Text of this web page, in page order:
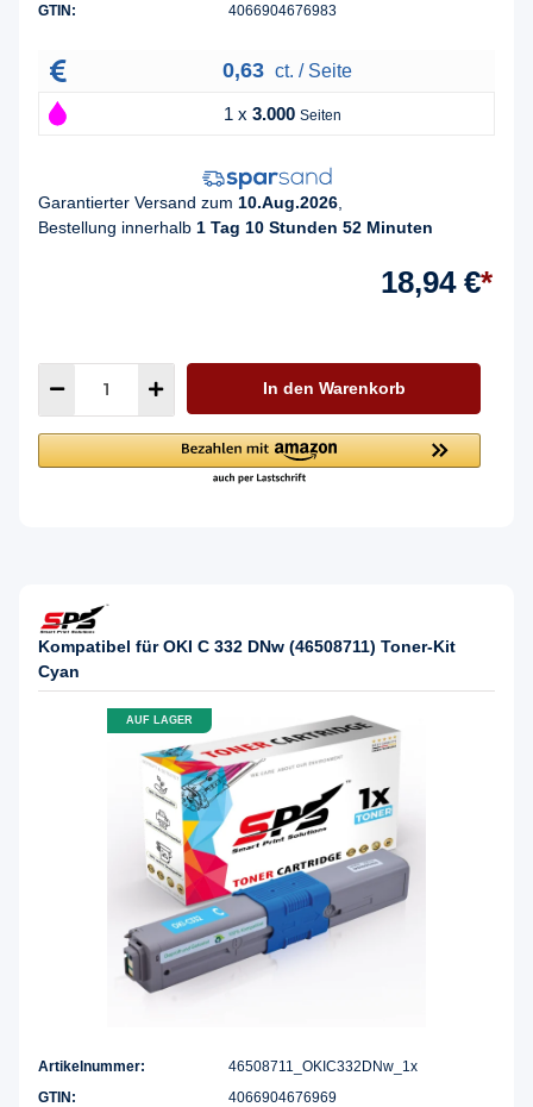
GTIN:
4066904676983
0,63 ct. / Seite
1 x 3.000 Seiten
Garantierter Versand zum 10.Aug.2026
Bestellung innerhalb 1 Tag 10 Stunden 52 Minuten
18,94 €*
In den Warenkorb
Kompatibel für OKI C 332 DNw (46508711) Toner-Kit
Cyan
AUF LAGER
Artikelnummer:
46508711_OKIC332DNw_1x
GTIN:
4066904676969